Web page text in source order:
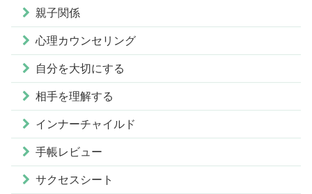
親子関係
心理カウンセリング
自分を大切にする
相手を理解する
インナーチャイルド
手帳レビュー
サクセスシート